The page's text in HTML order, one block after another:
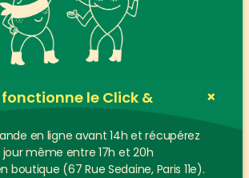
le Click &
+
en ligne avant 14h et récupérez
même entre 17h et 20h
(67 Rue Sedaine, Paris 11e).